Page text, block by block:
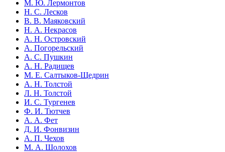
М. Ю. Лермонтов
Н. С. Лесков
В. В. Маяковский
Н. А. Некрасов
А. Н. Островский
А. Погорельский
А. С. Пушкин
А. Н. Радищев
М. Е. Салтыков-Щедрин
А. Н. Толстой
Л. Н. Толстой
И. С. Тургенев
Ф. И. Тютчев
А. А. Фет
Д. И. Фонвизин
А. П. Чехов
М. А. Шолохов